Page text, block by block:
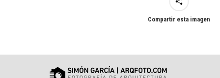
Compartir esta imagen